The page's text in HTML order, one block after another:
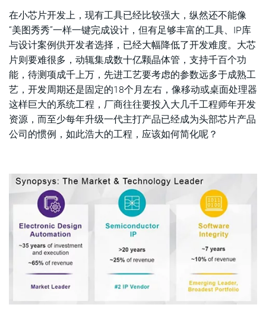
在小芯片开发上，现有工具已经比较强大，纵然还不能像
“美图秀秀”一样一键完成设计，但有足够丰富的工具、IP库
与设计案例供开发者选择，已经大幅降低了开发难度。大芯
片则要难很多，动辄集成数十亿颗晶体管，支持千百个功
能，待测项成千上万，先进工艺要考虑的参数远多于成熟工
艺，开发周期还是固定的18个月左右，像移动或桌面处理器
这样巨大的系统工程，厂商往往要投入大几千工程师年开发
资源，而至少每年升级一代主打产品已经成为头部芯片产品
公司的惯例，如此浩大的工程，应该如何简化呢？